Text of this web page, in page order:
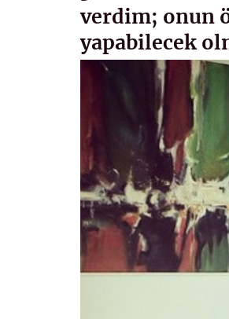
verdim; onun
yapabilecek